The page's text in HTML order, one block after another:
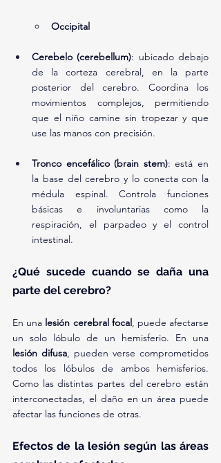
Occipital
Cerebelo (cerebellum): ubicado debajo
de la corteza cerebral, en la parte
posterior del cerebro. Coordina los
movimientos complejos, permitiendo
que el niño camine sin tropezar y que
use las manos con precisión.
Tronco encefálico (brain stem): está en
la base del cerebro y lo conecta con la
médula espinal. Controla funciones
básicas e involuntarias como la
respiración, el parpadeo y el control
intestinal.
¿Qué sucede cuando se daña una
parte del cerebro?
En una lesión cerebral focal, puede afectarse
lesión difusa, pueden verse comprometidos
todos los lóbulos de ambos hemisferios.
Como las distintas partes del cerebro están
interconectadas, el daño en un área puede
afectar las funciones de otras.
Efectos de la lesión según las áreas